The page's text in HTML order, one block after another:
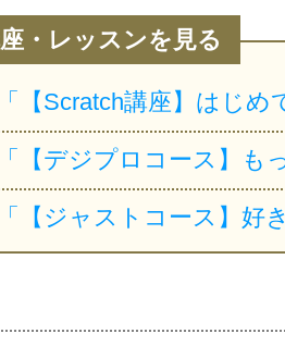
・レッスンを見る